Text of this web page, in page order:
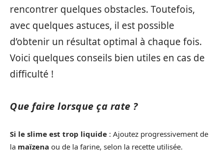
rencontrer quelques obstacles. Toutefois,
avec quelques astuces, il est possible
d’obtenir un résultat optimal à chaque fois.
Voici quelques conseils bien utiles en cas de
difficulté !
Que faire lorsque ça rate ?
Si le slime est trop liquide : Ajoutez progressivement de
la maïzena ou de la farine, selon la recette utilisée.